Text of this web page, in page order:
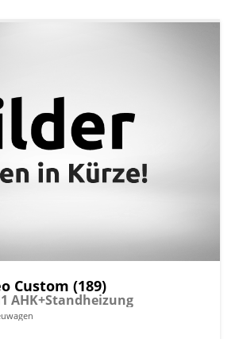
Custom (189)
AHK+Standheizung